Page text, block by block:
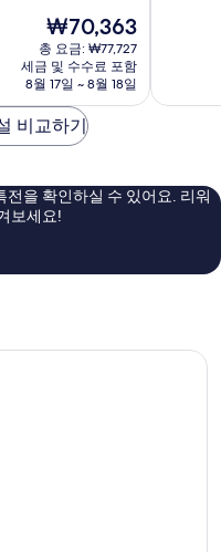
현
재
요
금
₩70,363
₩70,363
총 요금: ₩77,727
세금 및 수수료 포함
8월 17일 ~ 8월 18일
동
최
이
용
비교하기
을 확인하실 수 있어요. 리워
보세요!